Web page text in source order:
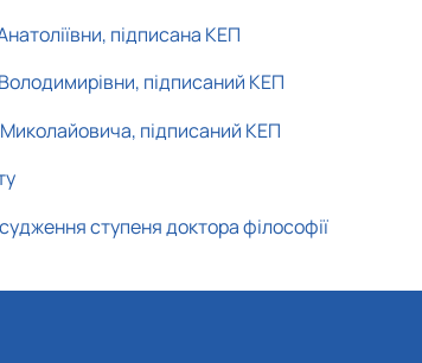
підписана КЕП
підписаний КЕП
підписаний КЕП
ступеня доктора філософії